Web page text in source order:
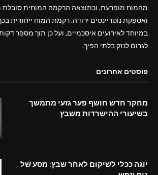
מהמוח מופרעת, וכתוצאה הרקמה המוחית סובלת
ואספקת נוטריינטים ירודה. רקמת המוח ייחודית
במיוחד לאירועים איסכמיים, ועל כן תוך מספר
לגרום לנזק בלתי הפיך.
פוסטים אחרונים
מחקר חדש חושף פער גזעי מתמשך
בשיעורי ההישרדות משבץ
יוגה ככלי לשיקום לאחר שבץ: מסע של